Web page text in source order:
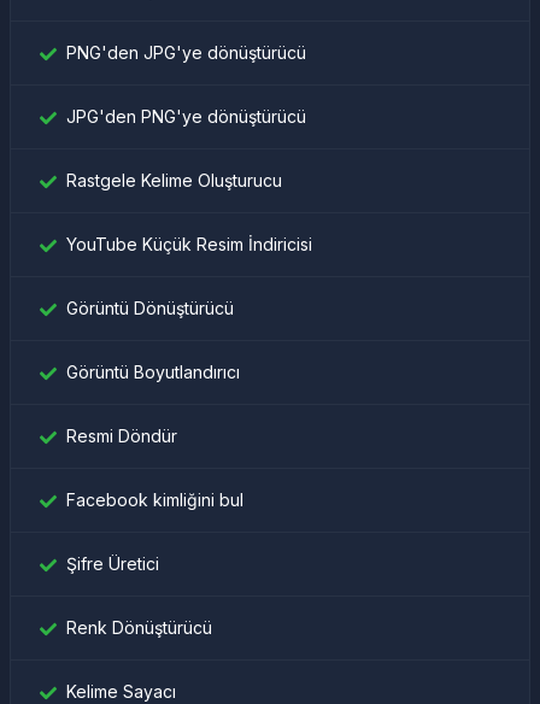
PNG'den JPG'ye dönüştürücü
JPG'den PNG'ye dönüştürücü
Rastgele Kelime Oluşturucu
YouTube Küçük Resim İndiricisi
Görüntü Dönüştürücü
Görüntü Boyutlandırıcı
Resmi Döndür
Facebook kimliğini bul
Şifre Üretici
Renk Dönüştürücü
Kelime Sayacı